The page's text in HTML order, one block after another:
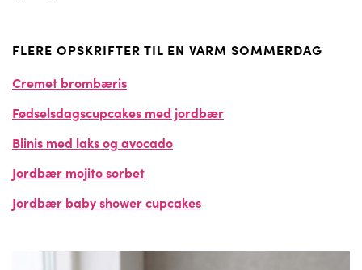
FLERE OPSKRIFTER TIL EN VARM SOMMERDAG
Cremet brombæris
Fødselsdagscupcakes med jordbær
Blinis med laks og avocado
Jordbær mojito sorbet
Jordbær baby shower cupcakes